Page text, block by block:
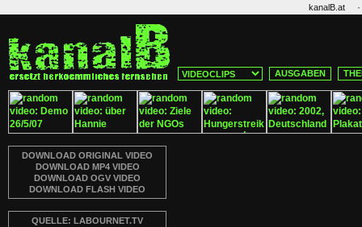
kanalB.at ·
AUSGABEN
DOWNLOAD ORIGINAL VIDEO
DOWNLOAD MP4 VIDEO
DOWNLOAD OGV VIDEO
DOWNLOAD FLASH VIDEO
QUELLE: LABOURNET.TV